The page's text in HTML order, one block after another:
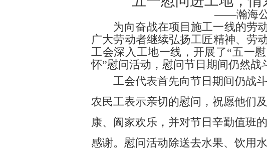
——瀚海公
为向奋战在项目施工一线的劳
广大劳动者继续弘扬工匠精神、劳
工会深入工地一线，开展了“五一
怀”慰问活动，慰问节日期间仍然战
工会代表首先向节日期间仍战
农民工表示亲切的慰问，祝愿他们
康、阖家欢乐，并对节日辛勤值班
感谢。慰问活动除送去水果、饮用